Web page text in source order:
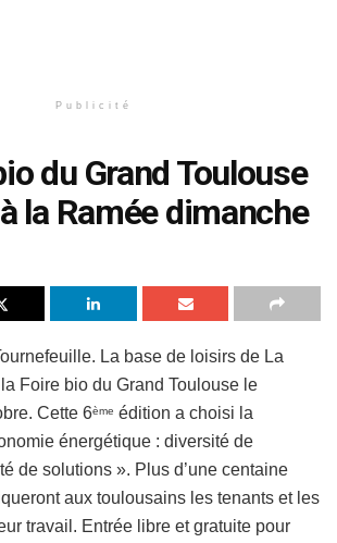
Publicité
du Grand Toulouse
la Ramée dimanche
La base de loisirs de La
Foire bio du Grand Toulouse le
Cette 6ème édition a choisi la
énergétique : diversité de
de solutions ». Plus d’une centaine
aux toulousains les tenants et les
travail. Entrée libre et gratuite pour